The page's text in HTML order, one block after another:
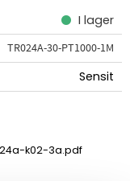
I lager
TR024A-30-PT1000-1M
Sensit
k02-3a.pdf